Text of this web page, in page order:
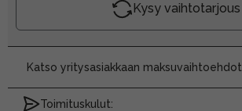
Kysy vaihtotarjous
Katso yritysasiakkaan maksuvaihtoehdot
Toimituskulut: